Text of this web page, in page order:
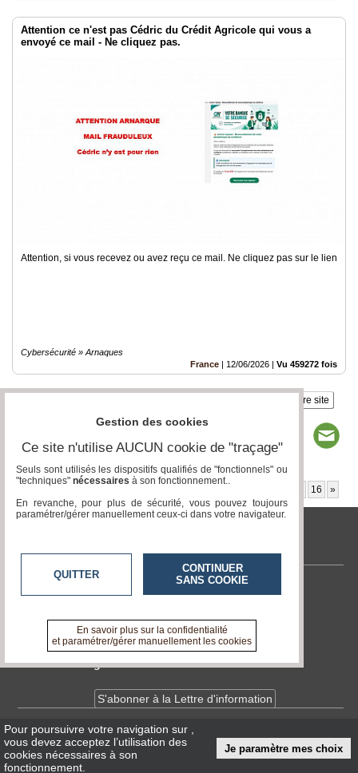
Attention ce n'est pas Cédric du Crédit Agricole qui vous a
envoyé ce mail - Ne cliquez pas.
Attention, si vous recevez ou avez reçu ce mail. Ne cliquez pas sur le lien
Cybersécurité » Arnaques
France | 12/06/2026 | Vu 459272 fois
Insérez sur votre site
Page 1 / 28 16 »
tvlocale.fr
Contactez-nous
A propos de tvlocale.fr
Devenir délégué
S'abonner à la Lettre d'information
InfosCNIL/RGPD
Conditions Générales d'Utilisation
Pour poursuivre votre navigation sur
vous devez acceptez l’utilisation des
cookies nécessaires à son
fonctionnement.
Je paramètre mes choix
Gestion des cookies
Ce site n'utilise AUCUN cookie de "traçage"
Seuls sont utilisés les dispositifs qualifiés de "fonctionnels" ou
"techniques" nécessaires à son fonctionnement..
En revanche, pour plus de sécurité, vous pouvez toujours
paramétrer/gérer manuellement ceux-ci dans votre navigateur.
QUITTER
CONTINUER
SANS COOKIE
En savoir plus sur la confidentialité
et paramétrer/gérer manuellement les cookies